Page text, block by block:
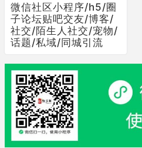
微信社区小程序/h5/圈
子论坛贴吧交友/博客/
社交/陌生人社交/宠物/
话题/私域/同城引流